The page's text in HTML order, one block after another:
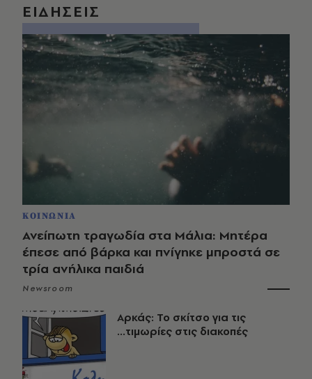
ΕΙΔΗΣΕΙΣ
ΚΟΙΝΩΝΙΑ
Ανείπωτη τραγωδία στα Μάλια: Μητέρα
έπεσε από βάρκα και πνίγηκε μπροστά σε
τρία ανήλικα παιδιά
Newsroom
Αρκάς: Το σκίτσο για τις
...τιμωρίες στις διακοπές